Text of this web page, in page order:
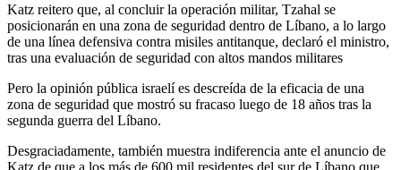
Katz reitero que, al concluir la operación militar, Tzahal se
posicionarán en una zona de seguridad dentro de Líbano, a lo largo
de una línea defensiva contra misiles antitanque, declaró el ministro,
tras una evaluación de seguridad con altos mandos militares
Pero la opinión pública israelí es descreída de la eficacia de una
zona de seguridad que mostró su fracaso luego de 18 años tras la
segunda guerra del Líbano.
Desgraciadamente, también muestra indiferencia ante el anuncio de
Katz de que a los más de 600 mil residentes del sur de Líbano que